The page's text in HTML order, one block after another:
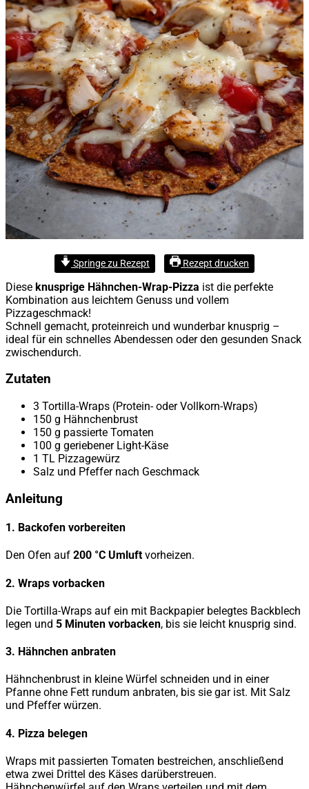
Springe zu Rezept Rezept drucken
Diese knusprige Hähnchen-Wrap-Pizza ist die perfekte
Kombination aus leichtem Genuss und vollem
Pizzageschmack!
Schnell gemacht, proteinreich und wunderbar knusprig –
ideal für ein schnelles Abendessen oder den gesunden Snack
zwischendurch.
Zutaten
3 Tortilla-Wraps (Protein- oder Vollkorn-Wraps)
150 g Hähnchenbrust
150 g passierte Tomaten
100 g geriebener Light-Käse
1 TL Pizzagewürz
Salz und Pfeffer nach Geschmack
Anleitung
1. Backofen vorbereiten
Den Ofen auf 200 °C Umluft vorheizen.
2. Wraps vorbacken
Die Tortilla-Wraps auf ein mit Backpapier belegtes Backblech
legen und 5 Minuten vorbacken, bis sie leicht knusprig sind.
3. Hähnchen anbraten
Hähnchenbrust in kleine Würfel schneiden und in einer
Pfanne ohne Fett rundum anbraten, bis sie gar ist. Mit Salz
und Pfeffer würzen.
4. Pizza belegen
Wraps mit passierten Tomaten bestreichen, anschließend
etwa zwei Drittel des Käses darüberstreuen.